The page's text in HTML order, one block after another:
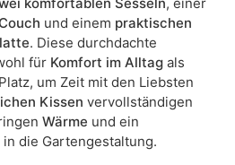
komfortablen Sesseln, einer
und einem praktischen
. Diese durchdachte
für Komfort im Alltag als
um Zeit mit den Liebsten
Kissen vervollständigen
Wärme und ein
in die Gartengestaltung.